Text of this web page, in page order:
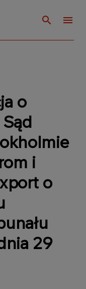
o
i
o
29